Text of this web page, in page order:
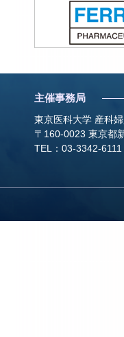
主催事務局
東京医科大学 産科
〒160-0023 東京都
TEL：03-3342-